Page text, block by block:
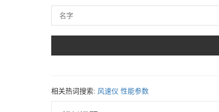
相关热词搜索: 风速仪 性能参数